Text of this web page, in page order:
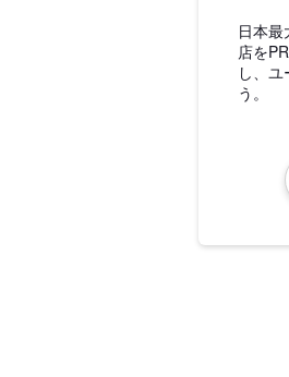
日本
店を
し、
う。